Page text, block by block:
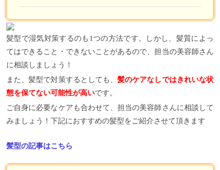
髪型で湿気対策するのも1つの方法です。しかし、髪質によっ
てはできること・できないことがあるので、担当の美容師さん
に相談しましょう！
また、髪型で対策するとしても、髪のケアなしではきれいな状
態を保てない可能性が高いです。
ご自身に必要なケアも合わせて、担当の美容師さんに相談して
みましょう！下記におすすめの髪型をご紹介させて頂きます
髪型の記事はこちら